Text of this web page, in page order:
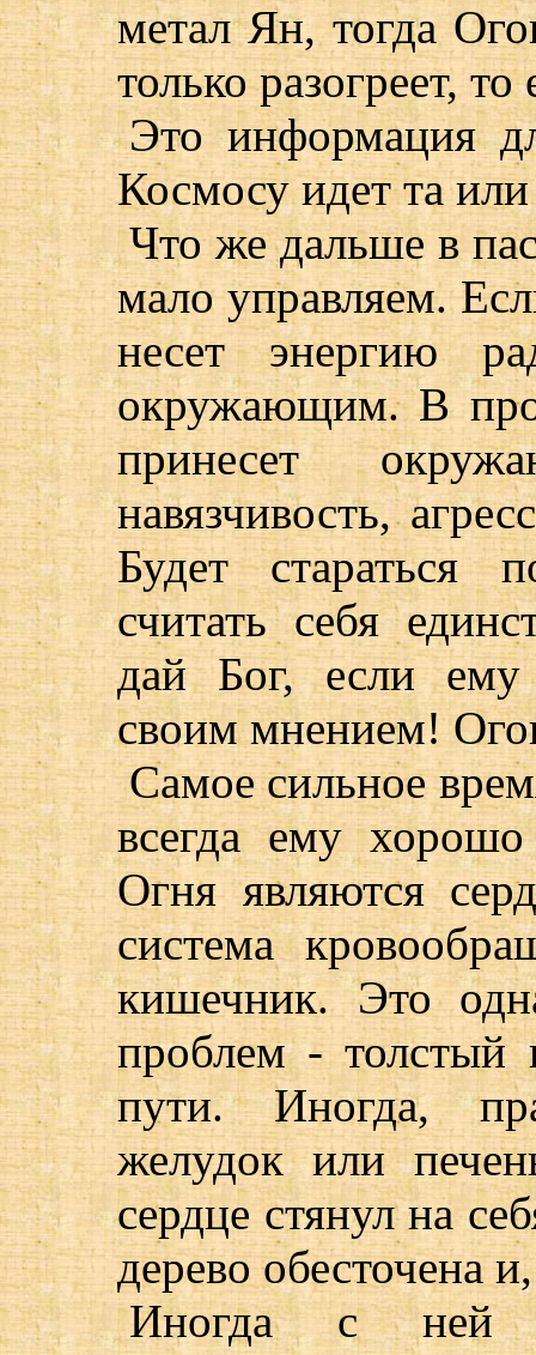
метал Ян, тогда
только разогреет,
Это информация
Космосу идет та
Что же дальше в
мало управляем.
несет энергию
окружающим. В
принесет
навязчивость,
Будет стараться
считать себя
дай Бог, если ему
своим мнением!
Самое сильное
всегда ему
Огня являются
система
кишечник. Это
проблем - толстый
пути. Иногда,
желудок или
сердце стянул на
дерево обесточена
Иногда с ней